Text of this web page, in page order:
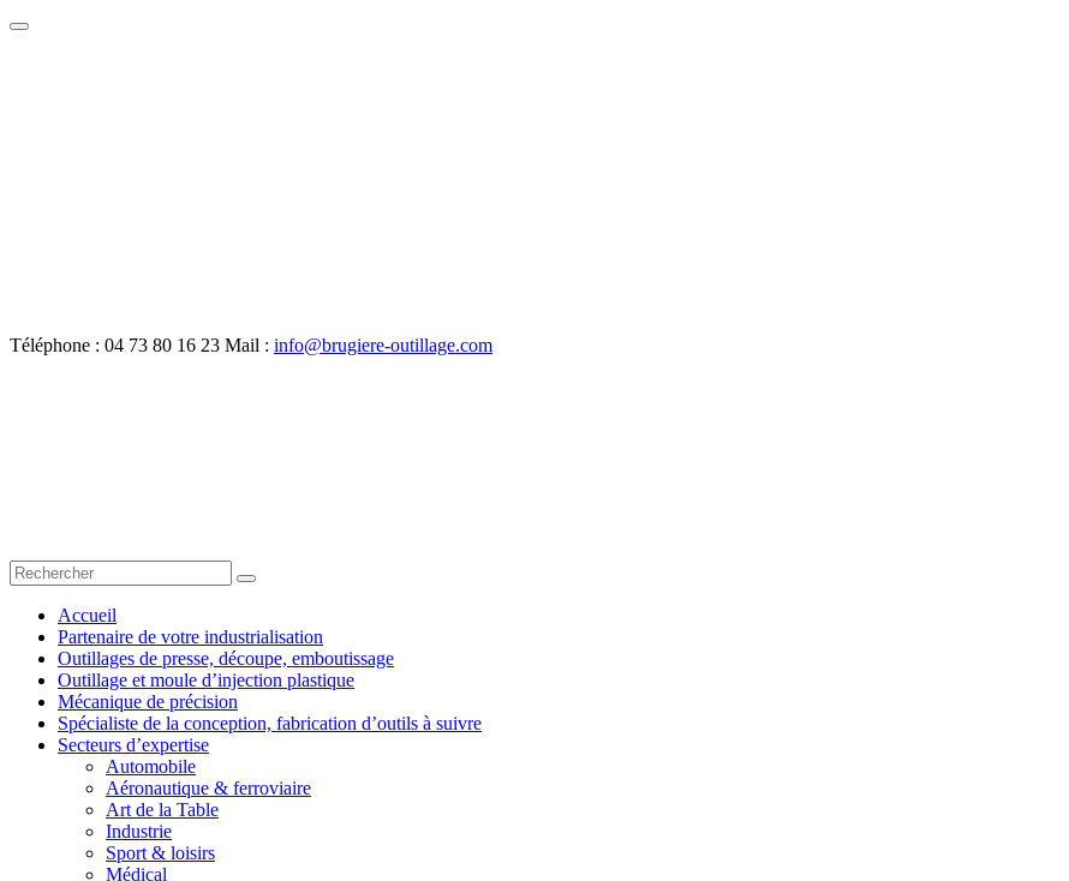
Toggle
Téléphone : 04 73 80 16 23 Mail : info@brugiere-outillage.com
Accueil
Partenaire de votre industrialisation
Outillages de presse, découpe, emboutissage
Outillage et moule d’injection plastique
Mécanique de précision
Spécialiste de la conception, fabrication d’outils à suivre
Secteurs d’expertise
Automobile
Aéronautique & ferroviaire
Art de la Table
Industrie
Sport & loisirs
Médical